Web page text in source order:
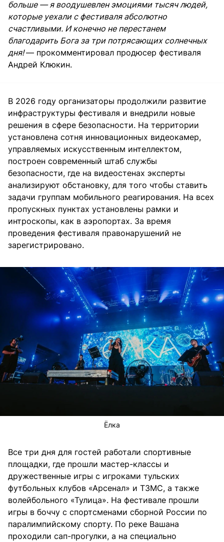
больше — я воодушевлен эмоциями тысяч людей,
которые уехали с фестиваля абсолютно
счастливыми. И конечно не перестанем
благодарить Бога за три потрясающих солнечных
дня!— прокомментировал продюсер фестиваля
Андрей Клюкин.
В 2026 году организаторы продолжили развитие
инфраструктуры фестиваля и внедрили новые
решения в сфере безопасности. На территории
установлена сотня инновационных видеокамер,
управляемых искусственным интеллектом,
построен современный штаб службы
безопасности, где на видеостенах эксперты
анализируют обстановку, для того чтобы ставить
задачи группам мобильного реагирования. На всех
пропускных пунктах установлены рамки и
интроскопы, как в аэропортах. За время
проведения фестиваля правонарушений не
зарегистрировано.
Ёлка
Все три дня для гостей работали спортивные
площадки, где прошли мастер-классы и
дружественные игры с игроками тульских
футбольных клубов «Арсенал» и ТЗМС, а также
волейбольного «Тулица». На фестивале прошли
игры в боччу с спортсменами сборной России по
паралимпийскому спорту. По реке Вашана
проходили сап-прогулки, а на специально